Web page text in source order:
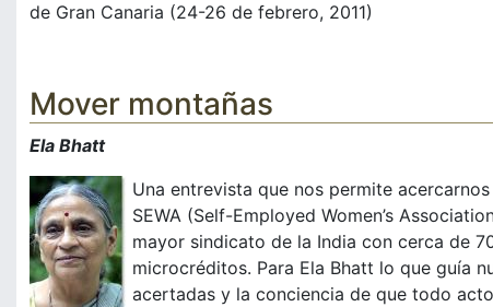
de Gran Canaria (24-26 de febrero, 2011)
Mover montañas
Ela Bhatt
Una entrevista que nos permite
SEWA (Self-Employed Women’s
mayor sindicato de la India con cerca de
microcréditos. Para Ela Bhatt lo que guía
acertadas y la conciencia de que todo